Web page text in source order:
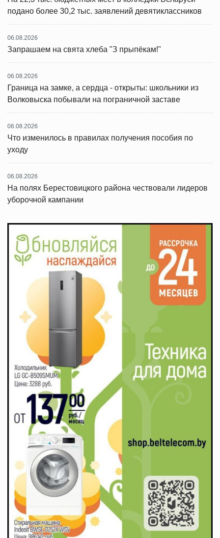
подано более 30,2 тыс. заявлений девятиклассников
06.08.2026
Запрашаем на свята хлеба "З прыпёкам!"
06.08.2026
Граница на замке, а сердца - открыты: школьники из
Волковыска побывали на пограничной заставе
06.08.2026
Что изменилось в правилах получения пособия по
уходу
06.08.2026
На полях Берестовицкого района чествовали лидеров
уборочной кампании